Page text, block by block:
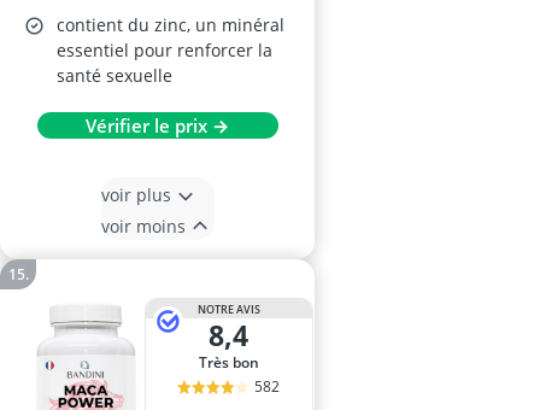
contient du zinc, un minéral
essentiel pour renforcer la
santé sexuelle
Vérifier le prix →
voir plus
voir moins
NOTRE AVIS
8,4
Très bon
582